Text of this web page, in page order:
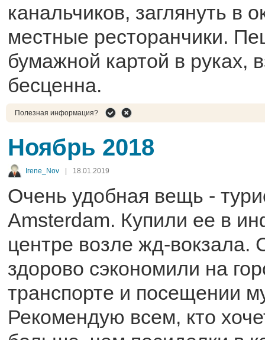
канальчиков, заглянуть в
местные ресторанчики.
бумажной картой в руках,
бесценна.
Полезная информация?
Ноябрь 2018
Irene_Nov | 18.01.2019
Очень удобная вещь -
Amsterdam. Купили ее в
центре возле жд-
здорово сэкономили на
транспорте и посещении
Рекомендую всем, кто